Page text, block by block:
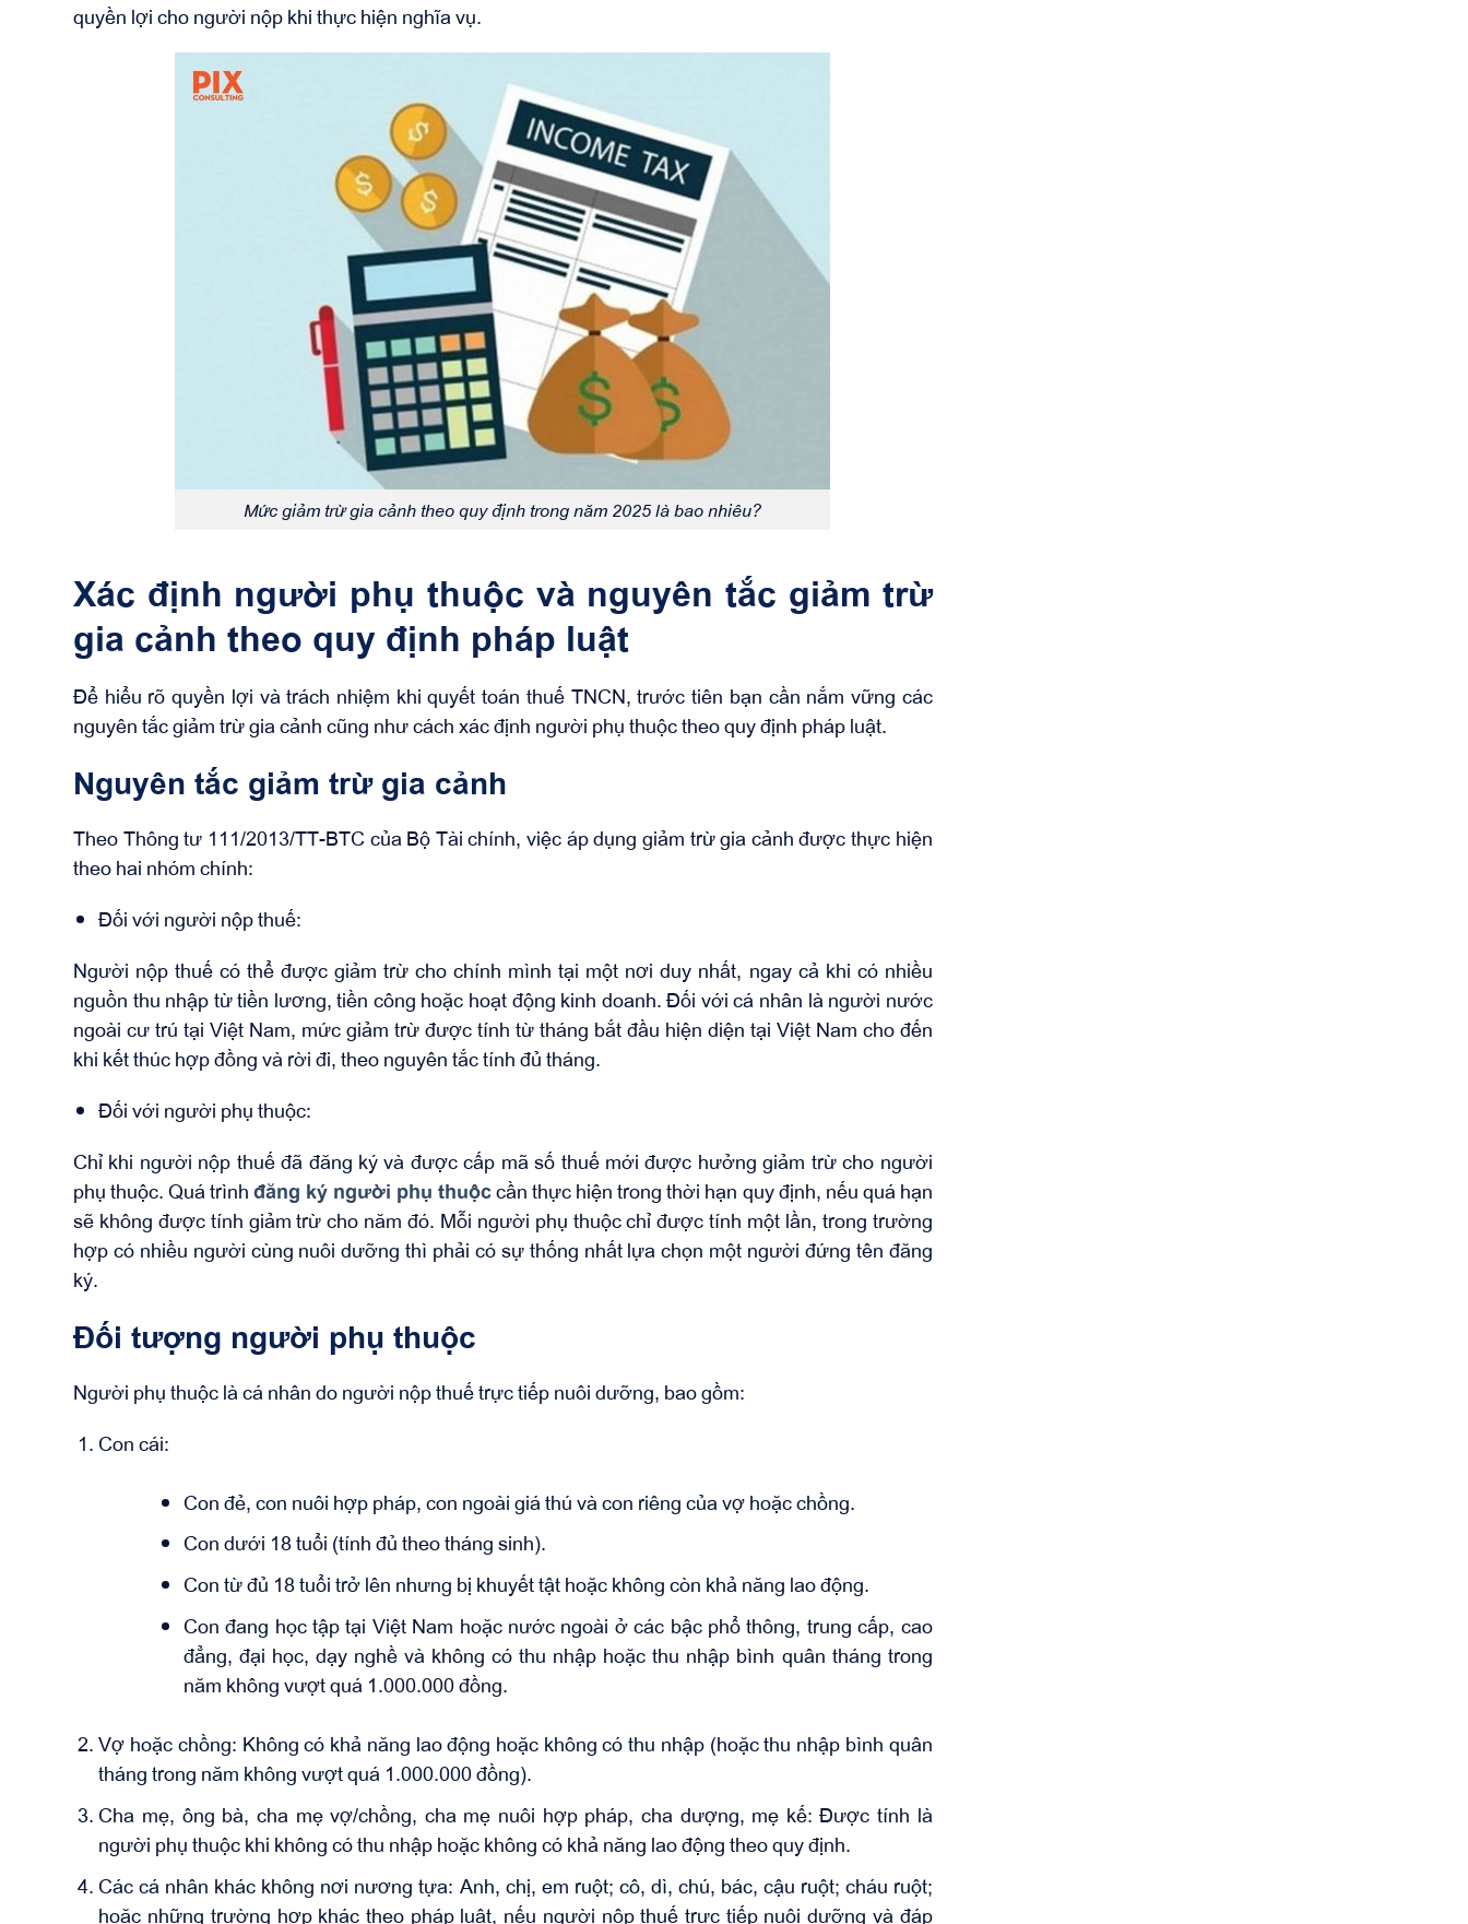
quyền lợi cho người nộp khi thực hiện nghĩa vụ.
Mức giảm trừ gia cảnh theo quy định trong năm 2025 là bao nhiêu?
Xác định người phụ thuộc và nguyên tắc giảm trừ
gia cảnh theo quy định pháp luật
Để hiểu rõ quyền lợi và trách nhiệm khi quyết toán thuế TNCN, trước tiên bạn cần nắm vững các
nguyên tắc giảm trừ gia cảnh cũng như cách xác định người phụ thuộc theo quy định pháp luật.
Nguyên tắc giảm trừ gia cảnh
Theo Thông tư 111/2013/TT-BTC của Bộ Tài chính, việc áp dụng giảm trừ gia cảnh được thực hiện
theo hai nhóm chính:
Đối với người nộp thuế:
Người nộp thuế có thể được giảm trừ cho chính mình tại một nơi duy nhất, ngay cả khi có nhiều
nguồn thu nhập từ tiền lương, tiền công hoặc hoạt động kinh doanh. Đối với cá nhân là người nước
ngoài cư trú tại Việt Nam, mức giảm trừ được tính từ tháng bắt đầu hiện diện tại Việt Nam cho đến
khi kết thúc hợp đồng và rời đi, theo nguyên tắc tính đủ tháng.
Đối với người phụ thuộc:
Chỉ khi người nộp thuế đã đăng ký và được cấp mã số thuế mới được hưởng giảm trừ cho người
phụ thuộc. Quá trìnhđăng ký người phụ thuộccần thực hiện trong thời hạn quy định, nếu quá hạn
sẽ không được tính giảm trừ cho năm đó. Mỗi người phụ thuộc chỉ được tính một lần, trong trường
hợp có nhiều người cùng nuôi dưỡng thì phải có sự thống nhất lựa chọn một người đứng tên đăng
ký.
Đối tượng người phụ thuộc
Người phụ thuộc là cá nhân do người nộp thuế trực tiếp nuôi dưỡng, bao gồm:
Con cái:
Con đẻ, con nuôi hợp pháp, con ngoài giá thú và con riêng của vợ hoặc chồng.
Con dưới 18 tuổi (tính đủ theo tháng sinh).
Con từ đủ 18 tuổi trở lên nhưng bị khuyết tật hoặc không còn khả năng lao động.
Con đang học tập tại Việt Nam hoặc nước ngoài ở các bậc phổ thông, trung cấp, cao
đẳng, đại học, dạy nghề và không có thu nhập hoặc thu nhập bình quân tháng trong
năm không vượt quá 1.000.000 đồng.
Vợ hoặc chồng: Không có khả năng lao động hoặc không có thu nhập (hoặc thu nhập bình quân
tháng trong năm không vượt quá 1.000.000 đồng).
Cha mẹ, ông bà, cha mẹ vợ/chồng, cha mẹ nuôi hợp pháp, cha dượng, mẹ kế: Được tính là
người phụ thuộc khi không có thu nhập hoặc không có khả năng lao động theo quy định.
Các cá nhân khác không nơi nương tựa: Anh, chị, em ruột; cô, dì, chú, bác, cậu ruột; cháu ruột;
hoặc những trường hợp khác theo pháp luật, nếu người nộp thuế trực tiếp nuôi dưỡng và đáp